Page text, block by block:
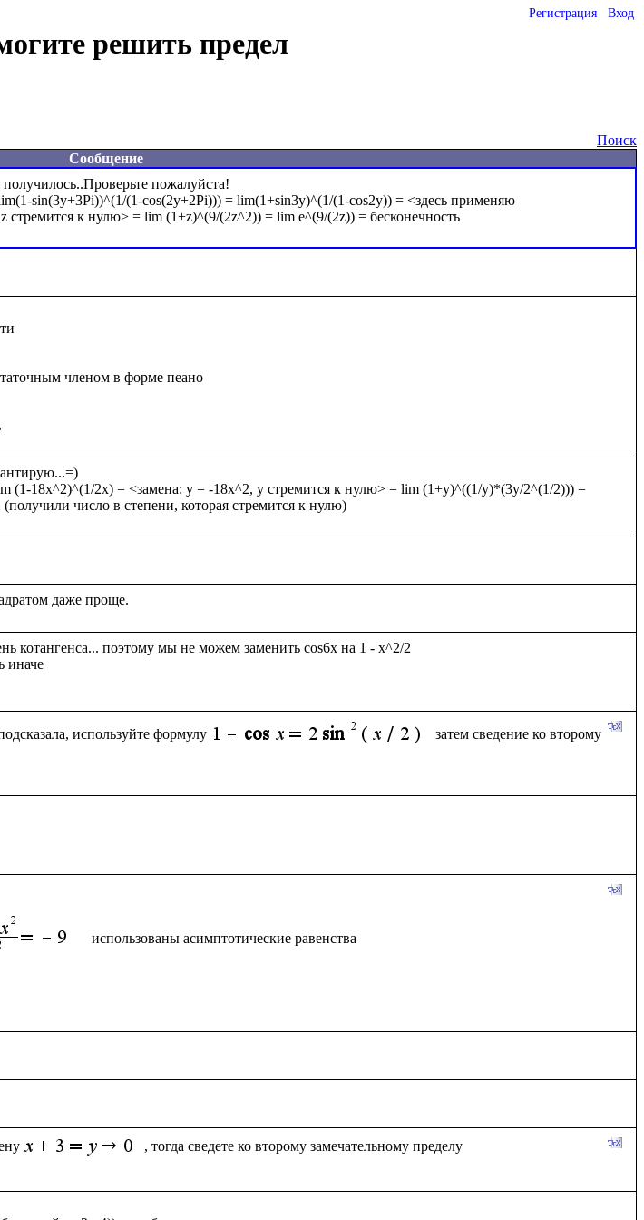
Регистрация Вход
решить предел
Поиск
Сообщение
пожалуйста!
sin(3y+3Pi))^(1/(1-cos(2y+2Pi))) = lim(1+sin3y)^(1/(1-cos2y)) = <здесь применяю
членом в форме пеано
(1-18x^2)^(1/2x) = <замена: y = -18x^2, y стремится к нулю> = lim (1+y)^((1/y)*(3y/2^(1/2))) =
котангенса... поэтому мы не можем заменить cos6x на 1 - x^2/2
иначе
используйте формулу
затем сведение ко второму
использованы асимптотические равенства